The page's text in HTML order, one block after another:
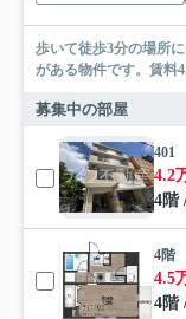
歩いて徒歩3分の場所
がある物件です。賃料
募集中の部屋
401
4.2
4階
4階
4.5
4階